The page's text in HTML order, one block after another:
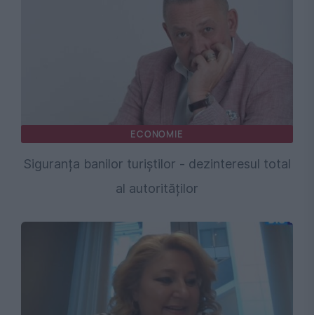
ECONOMIE
Siguranța banilor turiștilor - dezinteresul total
al autorităților